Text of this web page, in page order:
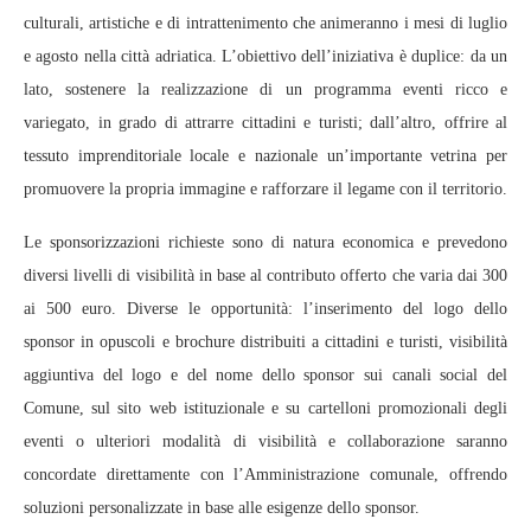
culturali, artistiche e di intrattenimento che animeranno i mesi di luglio
e agosto nella città adriatica. L’obiettivo dell’iniziativa è duplice: da un
lato, sostenere la realizzazione di un programma eventi ricco e
variegato, in grado di attrarre cittadini e turisti; dall’altro, offrire al
tessuto imprenditoriale locale e nazionale un’importante vetrina per
promuovere la propria immagine e rafforzare il legame con il territorio.
Le sponsorizzazioni richieste sono di natura economica e prevedono
diversi livelli di visibilità in base al contributo offerto che varia dai 300
ai 500 euro. Diverse le opportunità: l’inserimento del logo dello
sponsor in opuscoli e brochure distribuiti a cittadini e turisti, visibilità
aggiuntiva del logo e del nome dello sponsor sui canali social del
Comune, sul sito web istituzionale e su cartelloni promozionali degli
eventi o ulteriori modalità di visibilità e collaborazione saranno
concordate direttamente con l’Amministrazione comunale, offrendo
soluzioni personalizzate in base alle esigenze dello sponsor.